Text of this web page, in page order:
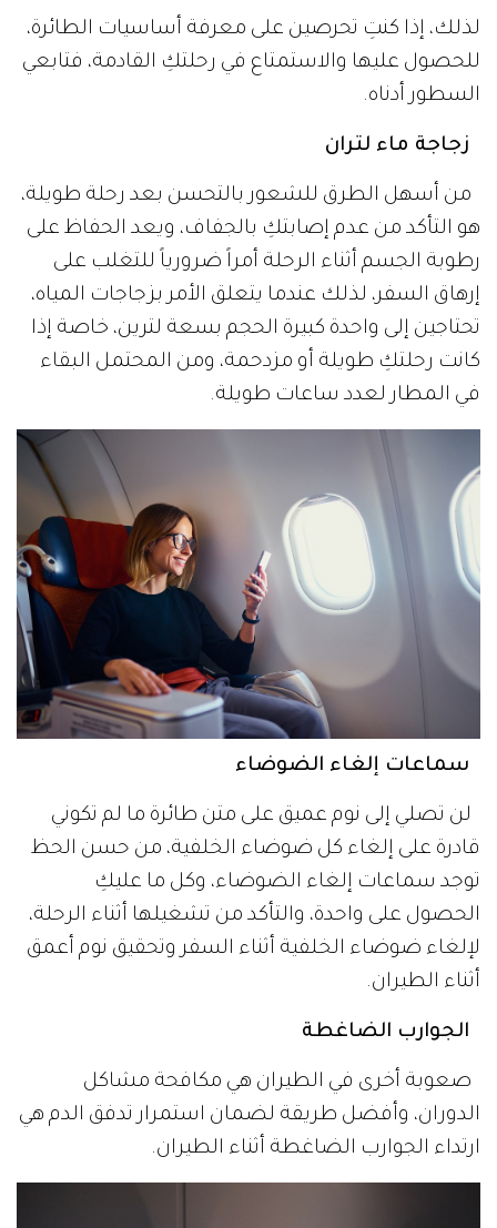
لذلك، إذا كنتِ تحرصين على معرفة أساسيات الطائرة،
للحصول عليها والاستمتاع في رحلتكِ القادمة، فتابعي
السطور أدناه.
زجاجة ماء لتران
من أسهل الطرق للشعور بالتحسن بعد رحلة طويلة،
هو التأكد من عدم إصابتكِ بالجفاف، ويعد الحفاظ على
رطوبة الجسم أثناء الرحلة أمراً ضرورياً للتغلب على
إرهاق السفر، لذلك عندما يتعلق الأمر بزجاجات المياه،
تحتاجين إلى واحدة كبيرة الحجم بسعة لترين، خاصة إذا
كانت رحلتكِ طويلة أو مزدحمة، ومن المحتمل البقاء
في المطار لعدد ساعات طويلة.
سماعات إلغاء الضوضاء
لن تصلي إلى نوم عميق على متن طائرة ما لم تكوني
قادرة على إلغاء كل ضوضاء الخلفية، من حسن الحظ
توجد سماعات إلغاء الضوضاء، وكل ما عليكِ
الحصول على واحدة، والتأكد من تشغيلها أثناء الرحلة،
لإلغاء ضوضاء الخلفية أثناء السفر وتحقيق نوم أعمق
أثناء الطيران.
الجوارب الضاغطة
صعوبة أخرى في الطيران هي مكافحة مشاكل
الدوران، وأفضل طريقة لضمان استمرار تدفق الدم هي
ارتداء الجوارب الضاغطة أثناء الطيران.